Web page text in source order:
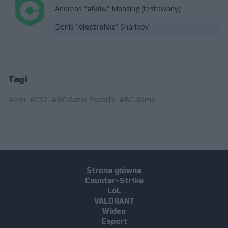
Andreas "aNdu" Maasing (testowany)
Denis "electroNic" Sharipov
–
Tagi
#emi #CS2 #BC.Game Esports #BC.Game
Strona główna
Counter-Strike
LoL
VALORANT
Wideo
Esport